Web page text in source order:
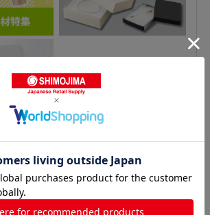
型箱）の人気商品との比較